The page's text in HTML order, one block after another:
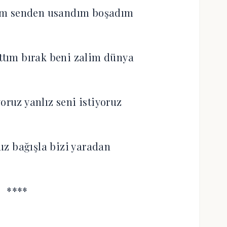
senden usandım boşadım
bırak beni zalim dünya
yanlız seni istiyoruz
bağışla bizi yaradan
****